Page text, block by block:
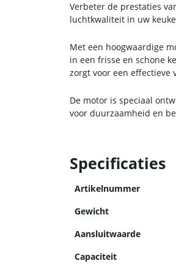
Verbeter de prestaties
luchtkwaliteit in uw
Met een hoogwaardige
in een frisse en schone
zorgt voor een effectieve
De motor is speciaal
voor duurzaamheid en
Specificaties
Artikelnummer
Gewicht
Aansluitwaarde
Capaciteit